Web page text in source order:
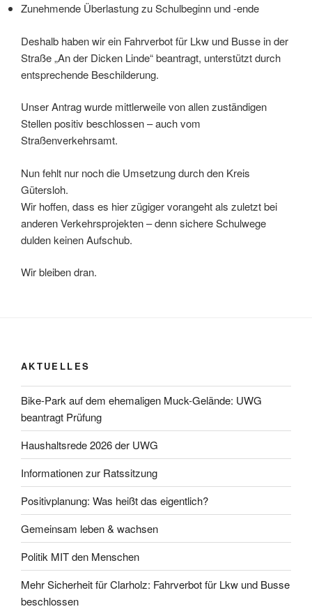
Zunehmende Überlastung zu Schulbeginn und -ende
Deshalb haben wir ein Fahrverbot für Lkw und Busse in der
Straße „An der Dicken Linde“ beantragt, unterstützt durch
entsprechende Beschilderung.
Unser Antrag wurde mittlerweile von allen zuständigen
Stellen positiv beschlossen – auch vom
Straßenverkehrsamt.
Nun fehlt nur noch die Umsetzung durch den Kreis
Gütersloh.
Wir hoffen, dass es hier zügiger vorangeht als zuletzt bei
anderen Verkehrsprojekten – denn sichere Schulwege
dulden keinen Aufschub.
Wir bleiben dran.
AKTUELLES
Bike-Park auf dem ehemaligen Muck-Gelände: UWG
beantragt Prüfung
Haushaltsrede 2026 der UWG
Informationen zur Ratssitzung
Positivplanung: Was heißt das eigentlich?
Gemeinsam leben & wachsen
Politik MIT den Menschen
Mehr Sicherheit für Clarholz: Fahrverbot für Lkw und Busse
beschlossen